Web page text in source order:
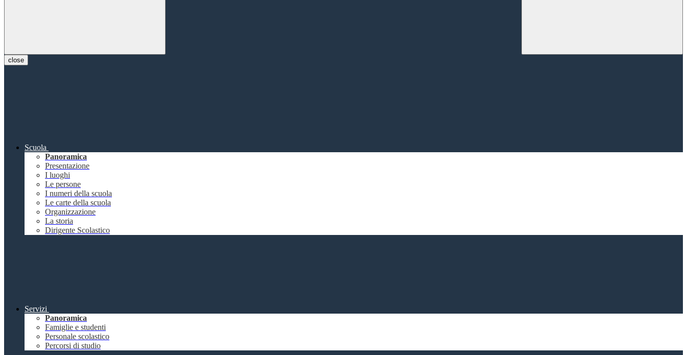
close
Scuola
Panoramica
Presentazione
I luoghi
Le persone
I numeri della scuola
Le carte della scuola
Organizzazione
La storia
Dirigente Scolastico
Servizi
Panoramica
Famiglie e studenti
Personale scolastico
Percorsi di studio